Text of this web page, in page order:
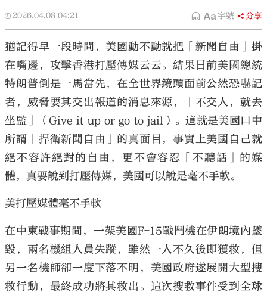
2026.04.08 04:21 字號 分享
猶記得早一段時間，美國動不動就把「新聞自由」掛
在嘴邊，攻擊香港打壓傳媒云云。結果日前美國總統
特朗普倒是一馬當先，在全世界鏡頭面前公然恐嚇記
者，威脅要其交出報道的消息來源，「不交人，就去
坐監」（Give it up or go to jail）。這就是美國口中
所謂「捍衛新聞自由」的真面目，事實上美國自己就
絕不容許絕對的自由，更不會容忍「不聽話」的媒
體，真要說到打壓傳媒，美國可以說是毫不手軟。
美打壓媒體毫不手軟
在中東戰事期間，一架美國F-15戰鬥機在伊朗境內墜
毀，兩名機組人員失蹤，雖然一人不久後即獲救，但
另一名機師卻一度下落不明，美國政府遂展開大型搜
救行動，最終成功將其救出。這次搜救事件受到全球